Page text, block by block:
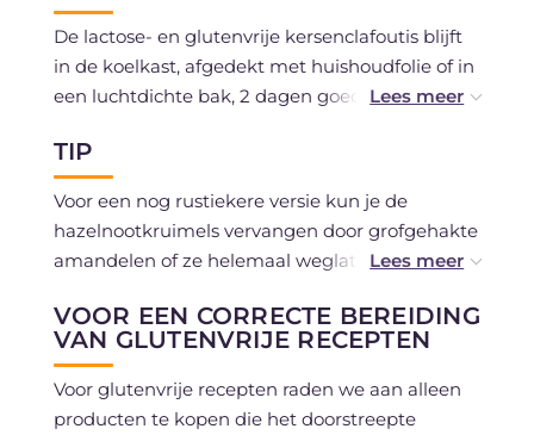
De lactose- en glutenvrije kersenclafoutis blijft
in de koelkast, afgedekt met huishoudfolie of in
een luchtdichte bak, 2 dagen goed. Voor het
op kamertemperatuur laten komen. Je kunt
hem ook invriezen, bij voorkeur al in porties, en
hem in de koelkast laten ontdooien voordat je
hem gebruikt.
TIP
Voor een nog rustiekere versie kun je de
hazelnootkruimels vervangen door grofgehakte
amandelen of ze helemaal weglaten. Voor het
gebruiken in plaats van kristalsuiker.
VOOR EEN CORRECTE BEREIDING
VAN GLUTENVRIJE RECEPTEN
Voor glutenvrije recepten raden we aan alleen
producten te kopen die het doorstreepte